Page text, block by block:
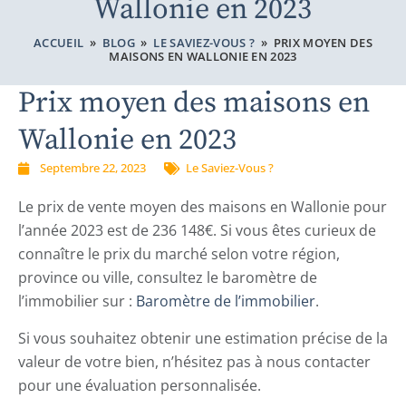
Wallonie en 2023
ACCUEIL » BLOG» LE SAVIEZ-VOUS ? » PRIX MOYEN DES
MAISONS EN WALLONIE EN 2023
Prix moyen des maisons en
Wallonie en 2023
Septembre 22, 2023 Le Saviez-Vous ?
Le prix de vente moyen des maisons en Wallonie pour
l’année 2023 est de 236 148€. Si vous êtes curieux de
connaître le prix du marché selon votre région,
province ou ville, consultez le baromètre de
l’immobilier sur : Baromètre de l’immobilier.
Si vous souhaitez obtenir une estimation précise de la
valeur de votre bien, n’hésitez pas à nous contacter
pour une évaluation personnalisée.